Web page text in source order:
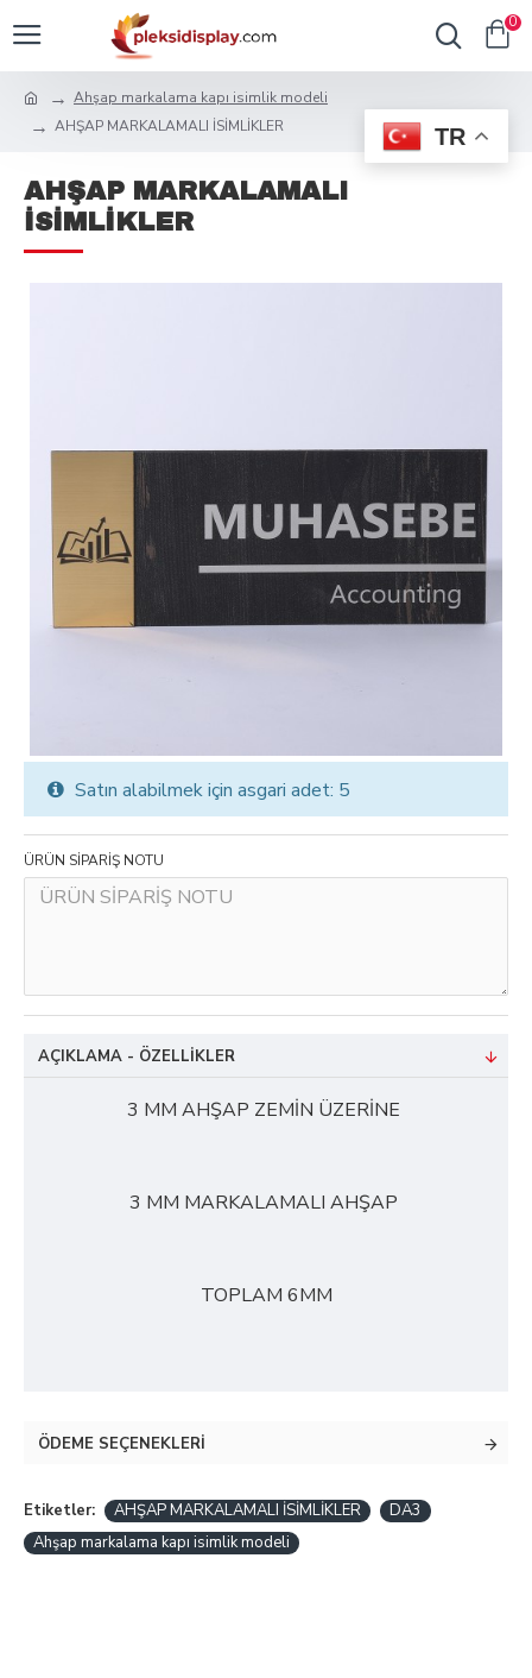
TR
0
Ahşap markalama kapı isimlik modeli
AHŞAP MARKALAMALI İSİMLİKLER
AHŞAP MARKALAMALI
İSİMLİKLER
ÜRÜN SİPARİŞ NOTU
Satın alabilmek için asgari adet: 5
AÇIKLAMA - ÖZELLIKLER
3 MM AHŞAP ZEMİN ÜZERİNE
3 MM MARKALAMALI AHŞAP
TOPLAM 6MM
ÖDEME SEÇENEKLERI
Etiketler: AHŞAP MARKALAMALI İSİMLİKLER
DA3
Ahşap markalama kapı isimlik modeli